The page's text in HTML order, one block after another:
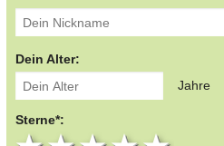
Dein Alter:
Jahre
Sterne*: